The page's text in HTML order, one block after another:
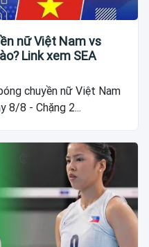
nữ Việt Nam vs
Link xem SEA
chuyền nữ Việt Nam
8/8 - Chặng 2...